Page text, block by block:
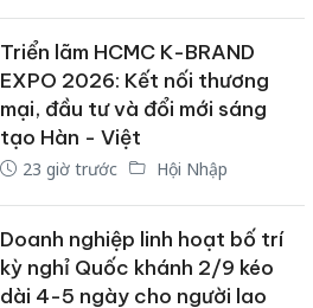
Triển lãm HCMC K-BRAND
EXPO 2026: Kết nối thương
mại, đầu tư và đổi mới sáng
tạo Hàn - Việt
23 giờ trước Hội Nhập
Doanh nghiệp linh hoạt bố trí
kỳ nghỉ Quốc khánh 2/9 kéo
dài 4-5 ngày cho người lao